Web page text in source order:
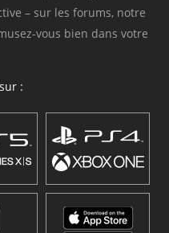
– sur les forums, notre
vous bien dans votre
: